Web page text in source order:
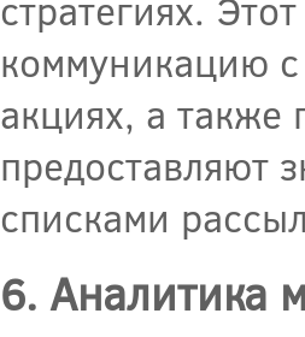
стратегиях.
коммуникацию
акциях, а также
предоставляют
списками
6. Аналитика